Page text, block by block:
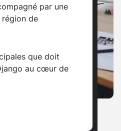
par une
de
que doit
au cœur de